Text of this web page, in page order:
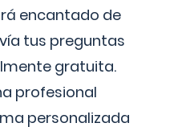
encantado de
tus preguntas
gratuita.
profesional
personalizada